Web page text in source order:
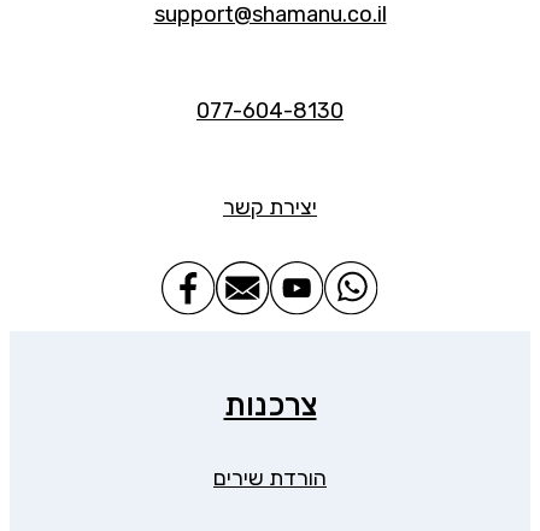
support@shamanu.co.il
077-604-8130
יצירת קשר
צרכנות
הורדת שירים